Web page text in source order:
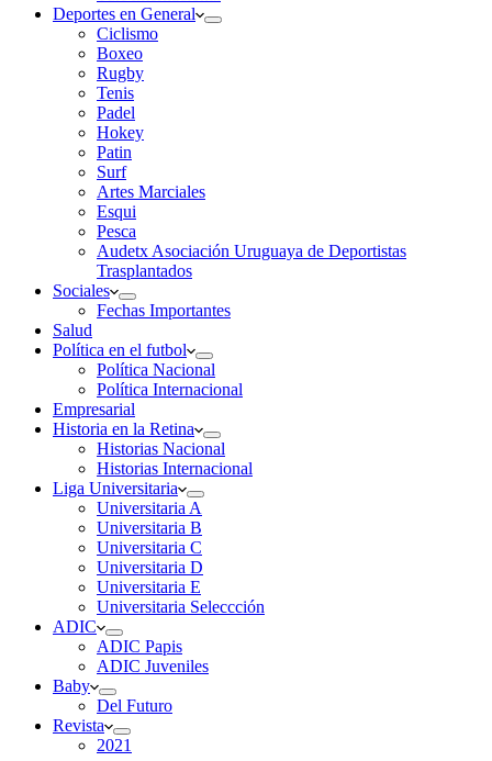
Deportes en General
Ciclismo
Boxeo
Rugby
Tenis
Padel
Hokey
Patin
Surf
Artes Marciales
Esqui
Pesca
Audetx Asociación Uruguaya de Deportistas
Trasplantados
Sociales
Fechas Importantes
Salud
Política en el futbol
Política Nacional
Política Internacional
Empresarial
Historia en la Retina
Historias Nacional
Historias Internacional
Liga Universitaria
Universitaria A
Universitaria B
Universitaria C
Universitaria D
Universitaria E
Universitaria Seleccción
ADIC
ADIC Papis
ADIC Juveniles
Baby
Del Futuro
Revista
2021